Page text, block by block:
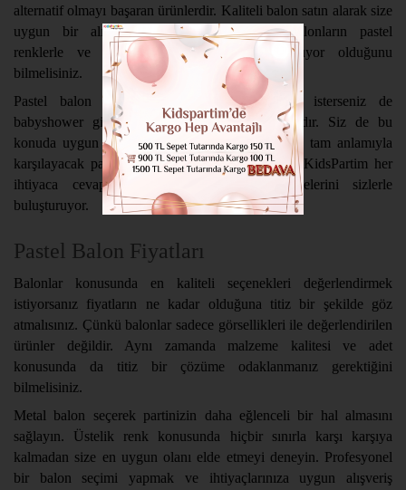
alternatif olmayı başaran ürünlerdir. Kaliteli balon satın alarak size
uygun bir alışveriş gerçekleştirebilirsiniz. Balonların pastel
renklerle ve kaliteli özelliklerle size sunuluyor olduğunu
bilmelisiniz.
Pastel balon ister doğum günü kutlamaları isterseniz de
babyshower gibi etkinlikler için öne çıkmaktadır. Siz de bu
konuda uygun çözümler arıyor ve ihtiyaçlarınızı tam anlamıyla
karşılayacak parti malzemeleri satın alabilirsiniz. KidsPartim her
ihtiyaca cevap verecek eşsiz parti malzemelerini sizlerle
buluşturuyor.
Pastel Balon Fiyatları
Balonlar konusunda en kaliteli seçenekleri değerlendirmek
istiyorsanız fiyatların ne kadar olduğuna titiz bir şekilde göz
atmalısınız. Çünkü balonlar sadece görsellikleri ile değerlendirilen
ürünler değildir. Aynı zamanda malzeme kalitesi ve adet
konusunda da titiz bir çözüme odaklanmanız gerektiğini
bilmelisiniz.
Metal balon seçerek partinizin daha eğlenceli bir hal almasını
sağlayın. Üstelik renk konusunda hiçbir sınırla karşı karşıya
kalmadan size en uygun olanı elde etmeyi deneyin. Profesyonel
bir balon seçimi yapmak ve ihtiyaçlarınıza uygun alışveriş